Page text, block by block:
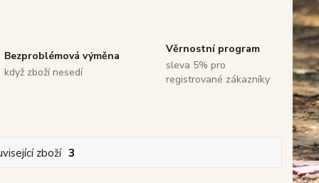
Bezproblémová výměna
když zboží nesedí
Věrnostní program
sleva 5% pro
registrované zákazníky
zboží 3